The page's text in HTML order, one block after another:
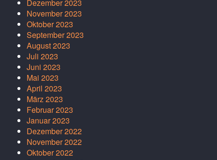
Dezember 2023
November 2023
Oktober 2023
September 2023
August 2023
Juli 2023
Juni 2023
Mai 2023
April 2023
März 2023
Februar 2023
Januar 2023
Dezember 2022
November 2022
Oktober 2022